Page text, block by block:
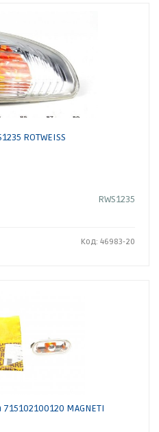
ROTWEISS
RWS1235
Код: 46983-20
MAGNETI